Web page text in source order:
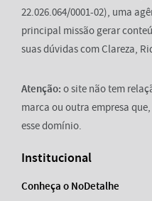
22.026.064/0001-02), uma
principal missão gerar
suas dúvidas com Clareza,
Atenção: o site não tem
marca ou outra empresa
esse domínio.
Institucional
Conheça o NoDetalhe